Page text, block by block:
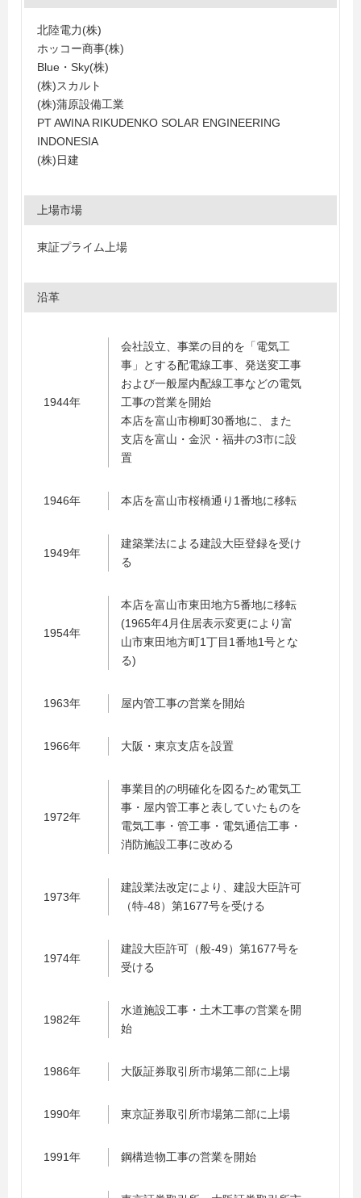
北陸電力(株)
ホッコー商事(株)
Blue・Sky(株)
(株)スカルト
(株)蒲原設備工業
PT AWINA RIKUDENKO SOLAR ENGINEERING
INDONESIA
(株)日建
上場市場
東証プライム上場
沿革
1944年
会社設立、事業の目的を「電気工
事」とする配電線工事、発送変工事
および一般屋内配線工事などの電気
工事の営業を開始
本店を富山市柳町30番地に、また
支店を富山・金沢・福井の3市に設
置
1946年 本店を富山市桜橋通り1番地に移転
1949年
建築業法による建設大臣登録を受け
る
1954年
本店を富山市東田地方5番地に移転
(1965年4月住居表示変更により富
山市東田地方町1丁目1番地1号とな
る)
1963年 屋内管工事の営業を開始
1966年 大阪・東京支店を設置
1972年
事業目的の明確化を図るため電気工
事・屋内管工事と表していたものを
電気工事・管工事・電気通信工事・
消防施設工事に改める
1973年
建設業法改定により、建設大臣許可
（特-48）第1677号を受ける
1974年
建設大臣許可（般-49）第1677号を
受ける
1982年
水道施設工事・土木工事の営業を開
始
1986年 大阪証券取引所市場第二部に上場
1990年 東京証券取引所市場第二部に上場
1991年 鋼構造物工事の営業を開始